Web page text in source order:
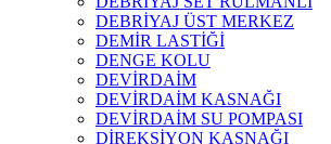
DEBRİYAJ ÜST MERKEZ
DEMİR LASTİĞİ
DENGE KOLU
DEVİRDAİM
DEVİRDAİM KASNAĞI
DEVİRDAİM SU POMPASI
DİREKSİYON KASNAĞI